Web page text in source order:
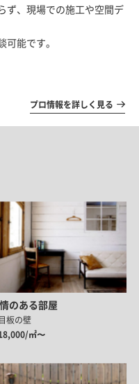
ず、現場での施工や空間デ
能です。
プロ情報を詳しく見る
のある部屋
板の壁
㎡〜